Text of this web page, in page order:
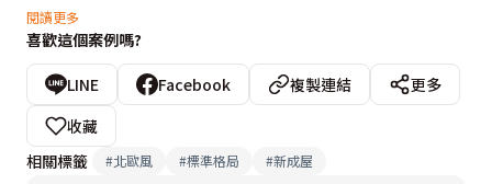
33坪居宅，首先映入眼簾的是精心打造的客餐廳，整體
以女主人的喜好為主，空間呈現出優雅的美式簡約風格。
仿大理石材質的美耐板被運用在電視主牆面和電視櫃上，
營造出自然高雅的氛圍。轉折處茶玻璃和木質格柵增添視
覺層次，搭配玄關處特別挑選的編織鞋櫃，同時也為家勾
閱讀更多
喜歡這個案例嗎?
LINE Facebook 複製連結
更多
收藏
相關標籤
#北歐風 #標準格局 #新成屋